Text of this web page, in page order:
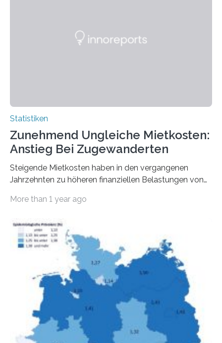
Statistiken
Zunehmend Ungleiche Mietkosten:
Anstieg Bei Zugewanderten
Steigende Mietkosten haben in den vergangenen
Jahrzehnten zu höheren finanziellen Belastungen von
Bundesinstitut für Bevölkerungsforschung (BiB)
gesamten Einkommen zwischen 1990 und 2020 für
unterschiedliche Einkommensgruppen sowie für in
Deutschland geborene Menschen und Zugewanderte
verändert hat. Das Ergebnis: Während Personen mit
hohen Einkommen (oberstes Quintil der Verteilung der
Nettoäquivalenzeinkommen) nur einen moderaten
Anstieg des Mietanteils am Gesamteinkommen
hinnehmen mussten, nahm die Belastung bei
Menschen mit…
More than 1 year ago